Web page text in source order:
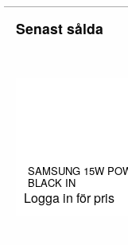
Senast sålda
SAMSUNG 15W
BLACK IN
Logga in för pris